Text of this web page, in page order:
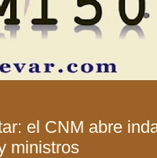
el CNM abre
ministros